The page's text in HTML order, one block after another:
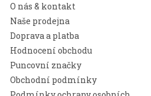
O nás & kontakt
Naše prodejna
Doprava a platba
Hodnocení obchodu
Puncovní značky
Obchodní podmínky